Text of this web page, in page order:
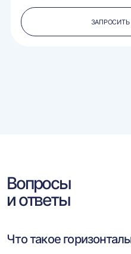
ЗАПРОСИТЬ
Вопросы
и ответы
Что такое